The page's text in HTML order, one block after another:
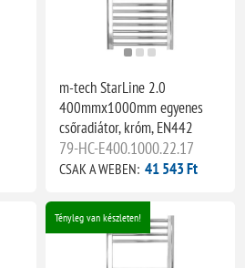
m-tech StarLine 2.0
400mmx1000mm egyenes
csőradiátor, króm, EN442
79-HC-E400.1000.22.17
CSAK A WEBEN: 41 543 Ft
Tényleg van készleten!